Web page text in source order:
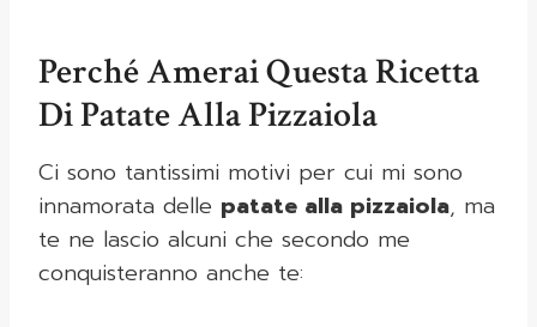
Perché Amerai Questa Ricetta
Di Patate Alla Pizzaiola
Ci sono tantissimi motivi per cui mi sono
innamorata delle patate alla pizzaiola, ma
te ne lascio alcuni che secondo me
conquisteranno anche te: